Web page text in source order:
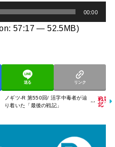
00:00
57:17 — 52.5MB)
送る リンク
ノギツ-R 第550回/ 活字中毒者が辿
り着いた「最後の戦記」